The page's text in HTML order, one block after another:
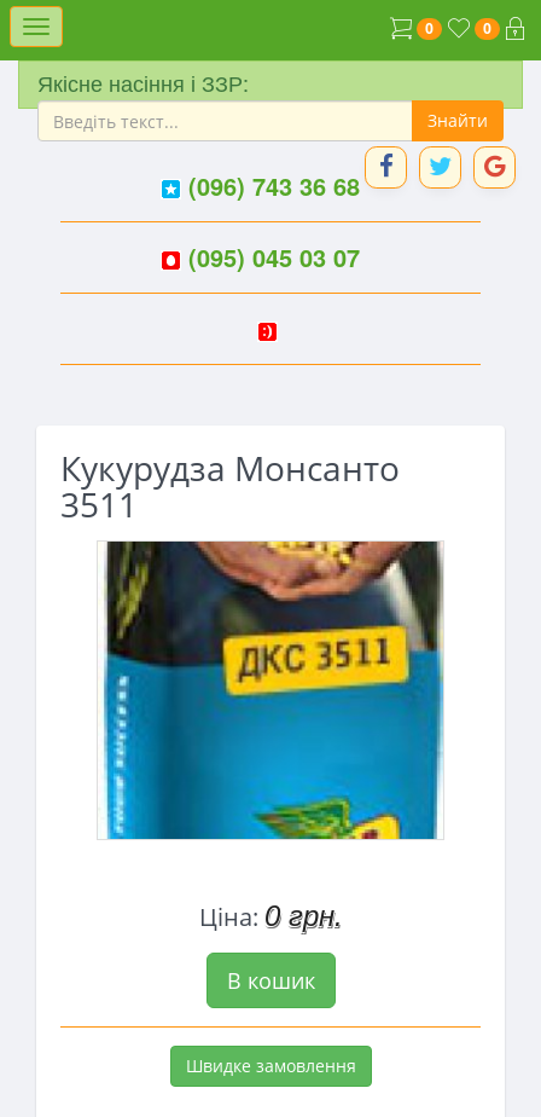
Меню 0
0
Якісне насіння і ЗЗР:
(096) 743 36 68
(095) 045 03 07
Кукурудза Монсанто
3511
Ціна: 0 грн.
В кошик
Швидке замовлення